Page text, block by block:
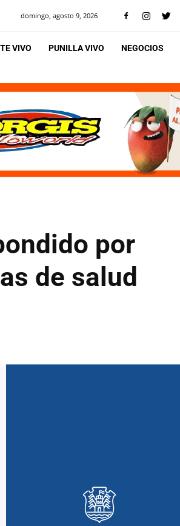
domingo, agosto 9, 2026
VIVO PUNILLA VIVO NEGOCIOS
por
de salud